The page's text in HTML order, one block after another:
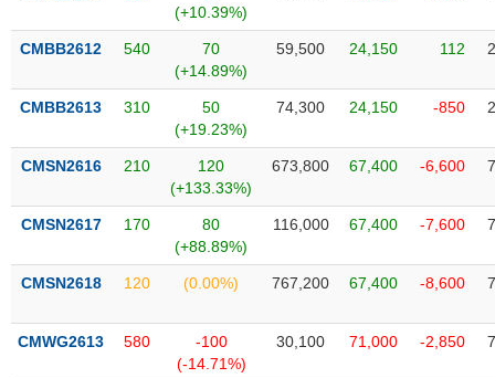
(+10.39%)
CMBB2612 540
70
(+14.89%)
59,500 24,150 112
CMBB2613 310
50
(+19.23%)
74,300 24,150 -850
CMSN2616 210
120
(+133.33%)
673,800 67,400 -6,600
CMSN2617 170
80
(+88.89%)
116,000 67,400 -7,600
CMSN2618 120 (0.00%) 767,200 67,400 -8,600
CMWG2613 580
-100
(-14.71%)
30,100 71,000 -2,850
TIỆN
ÍCH
BẤT
SẢN
Mã
chứng
(-)
Cổ phiếu Chỉ số